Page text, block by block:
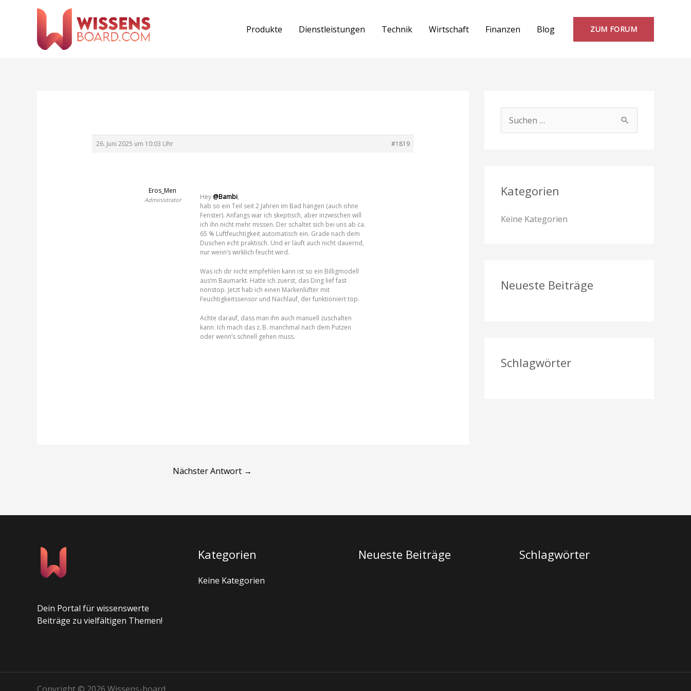
Produkte Dienstleistungen Technik Wirtschaft Finanzen Blog ZUM FORUM
26. Juni 2025 um 10:03 Uhr #1819
Eros_Men
Administrator Hey @Bambi,
hab so ein Teil seit 2 Jahren im Bad hängen (auch ohne
Fenster). Anfangs war ich skeptisch, aber inzwischen will
ich ihn nicht mehr missen. Der schaltet sich bei uns ab ca.
65 % Luftfeuchtigkeit automatisch ein. Grade nach dem
Duschen echt praktisch. Und er läuft auch nicht dauernd,
nur wenn’s wirklich feucht wird.
Was ich dir nicht empfehlen kann ist so ein Billigmodell
aus’m Baumarkt. Hatte ich zuerst, das Ding lief fast
nonstop. Jetzt hab ich einen Markenlüfter mit
Feuchtigkeitssensor und Nachlauf, der funktioniert top.
Achte darauf, dass man ihn auch manuell zuschalten
kann. Ich mach das z. B. manchmal nach dem Putzen
oder wenn’s schnell gehen muss.
Nächster Antwort →
e
n
Kategorien
Keine Kategorien
Neueste Beiträge
Schlagwörter
Dein Portal für wissenswerte
Beiträge zu vielfältigen Themen!
Kategorien
Keine Kategorien
Neueste Beiträge Schlagwörter